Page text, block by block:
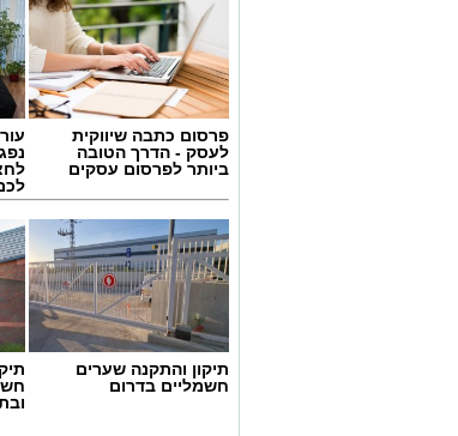
גיוס
במסגרת התפקיד יידרש
ולהוביל צוות מקצועי, לפתח
פרסום כתבה שיווקית
לעסק - הדרך הטובה
ביותר לפרסום עסקים
תיקון והתקנה שערים
חשמליים בדרום